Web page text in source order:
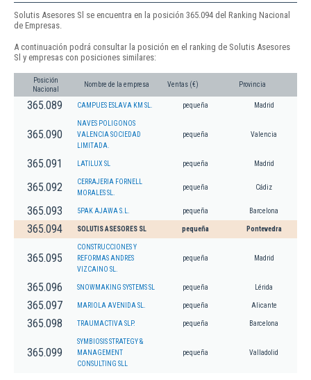
Solutis Asesores Sl se encuentra en la posición 365.094 del Ranking Nacional
de Empresas.
A continuación podrá consultar la posición en el ranking de Solutis Asesores
Sl y empresas con posiciones similares:
Posición
Nacional
Nombre de la empresa Ventas (€) Provincia
365.089 CAMPUES ESLAVA KM SL. pequeña Madrid
365.090
NAVES POLIGONOS
VALENCIA SOCIEDAD
LIMITADA.
pequeña Valencia
365.091 LATILUX SL pequeña Madrid
365.092
CERRAJERIA FORNELL
MORALES SL.
pequeña Cádiz
365.093 5PAK AJAWA S.L. pequeña Barcelona
365.094 SOLUTIS ASESORES SL pequeña Pontevedra
365.095
CONSTRUCCIONES Y
REFORMAS ANDRES
VIZCAINO SL.
pequeña Madrid
365.096 SNOWMAKING SYSTEMS SL pequeña Lérida
365.097 MARIOLA AVENIDA SL. pequeña Alicante
365.098 TRAUMACTIVA SLP. pequeña Barcelona
365.099
SYMBIOSIS STRATEGY &
MANAGEMENT
CONSULTING SLL
pequeña Valladolid